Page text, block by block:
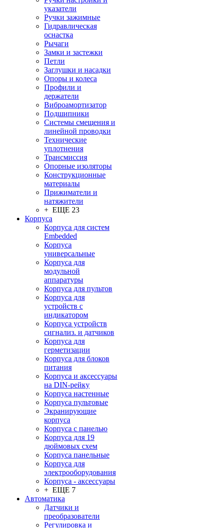
указатели
Ручки зажимные
Гидравлическая
оснастка
Рычаги
Замки и застежки
Петли
Заглушки и насадки
Опоры и колеса
Профили и
держатели
Виброамортизатор
Подшипники
Системы смещения и
линейной проводки
Технические
уплотнения
Трансмиссия
Опорные изоляторы
Конструкционные
материалы
Прижиматели и
натяжители
+ ЕЩЕ 23
Корпуса
Корпуса для систем
Embedded
Корпуса
универсальные
Корпуса для
модульной
аппаратуры
Корпуса для пультов
Корпуса для
устройств с
индикатором
Корпуса устройств
сигнализ. и датчиков
Корпуса для
герметизации
Корпуса для блоков
питания
Корпуса и аксессуары
на DIN-рейку
Корпуса настенные
Корпуса пультовые
Экранирующие
корпуса
Корпуса с панелью
Корпуса для 19
дюймовых схем
Корпуса панельные
Корпуса для
электрооборудования
Корпуса - аксессуары
+ ЕЩЕ 7
Автоматика
Датчики и
преобразователи
Регулировка и